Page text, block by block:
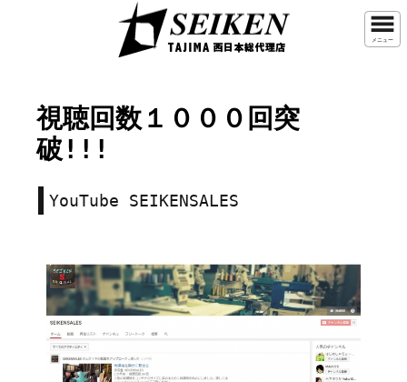
メニュー
視聴回数１０００回突
破!!!
YouTube SEIKENSALES